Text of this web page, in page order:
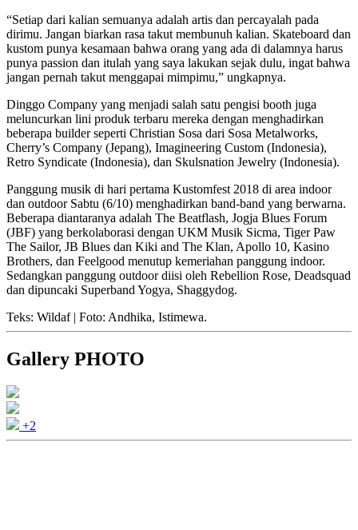
“Setiap dari kalian semuanya adalah artis dan percayalah pada
dirimu. Jangan biarkan rasa takut membunuh kalian. Skateboard dan
kustom punya kesamaan bahwa orang yang ada di dalamnya harus
punya passion dan itulah yang saya lakukan sejak dulu, ingat bahwa
jangan pernah takut menggapai mimpimu,” ungkapnya.
Dinggo Company yang menjadi salah satu pengisi booth juga
meluncurkan lini produk terbaru mereka dengan menghadirkan
beberapa builder seperti Christian Sosa dari Sosa Metalworks,
Cherry’s Company (Jepang), Imagineering Custom (Indonesia),
Retro Syndicate (Indonesia), dan Skulsnation Jewelry (Indonesia).
Panggung musik di hari pertama Kustomfest 2018 di area indoor
dan outdoor Sabtu (6/10) menghadirkan band-band yang berwarna.
Beberapa diantaranya adalah The Beatflash, Jogja Blues Forum
(JBF) yang berkolaborasi dengan UKM Musik Sicma, Tiger Paw
The Sailor, JB Blues dan Kiki and The Klan, Apollo 10, Kasino
Brothers, dan Feelgood menutup kemeriahan panggung indoor.
Sedangkan panggung outdoor diisi oleh Rebellion Rose, Deadsquad
dan dipuncaki Superband Yogya, Shaggydog.
Teks: Wildaf | Foto: Andhika, Istimewa.
Gallery PHOTO
+2